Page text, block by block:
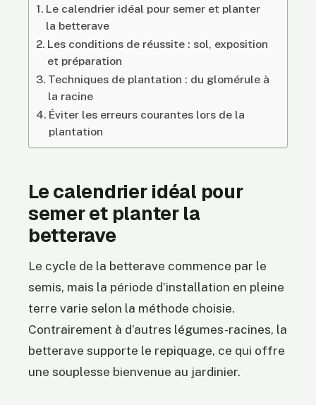
Le calendrier idéal pour semer et planter
la betterave
Les conditions de réussite : sol, exposition
et préparation
Techniques de plantation : du glomérule à
la racine
Éviter les erreurs courantes lors de la
plantation
Le calendrier idéal pour
semer et planter la
betterave
Le cycle de la betterave commence par le
semis, mais la période d’installation en pleine
terre varie selon la méthode choisie.
Contrairement à d’autres légumes-racines, la
betterave supporte le repiquage, ce qui offre
une souplesse bienvenue au jardinier.